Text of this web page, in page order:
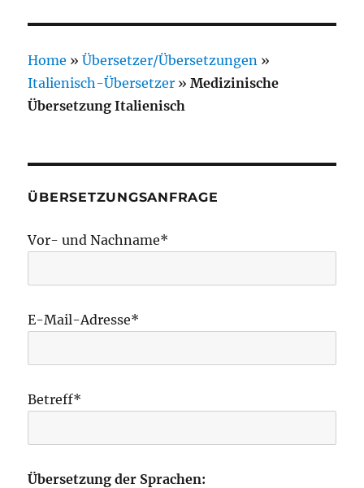
Home »Übersetzer/Übersetzungen »
Italienisch-Übersetzer »Medizinische
Übersetzung Italienisch
ÜBERSETZUNGSANFRAGE
Vor- und Nachname*
E-Mail-Adresse*
Betreff*
Übersetzung der Sprachen: